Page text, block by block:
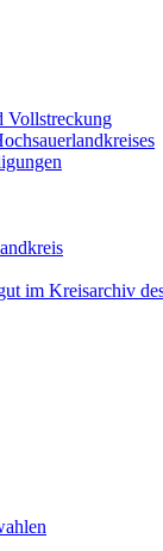
Vollstreckung
im Kreisarchiv